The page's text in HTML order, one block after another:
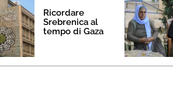
Ricordare
Srebrenica al
tempo di Gaza